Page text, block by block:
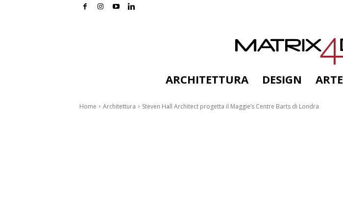
ARCHITETTURA DESIGN ARTE
Home Architettura Steven Hall Architect progetta il Maggie’s Centre Barts di Londra